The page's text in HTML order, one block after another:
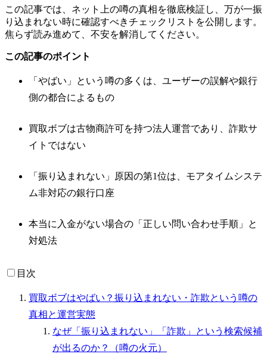
この記事では、ネット上の噂の真相を徹底検証し、万が一振
り込まれない時に確認すべきチェックリストを公開します。
焦らず読み進めて、不安を解消してください。
この記事のポイント
「やばい」という噂の多くは、ユーザーの誤解や銀行
側の都合によるもの
買取ボブは古物商許可を持つ法人運営であり、詐欺サ
イトではない
「振り込まれない」原因の第1位は、モアタイムシステ
ム非対応の銀行口座
本当に入金がない場合の「正しい問い合わせ手順」と
対処法
目次
買取ボブはやばい？振り込まれない・詐欺という噂の
真相と運営実態
なぜ「振り込まれない」「詐欺」という検索候補
が出るのか？（噂の火元）